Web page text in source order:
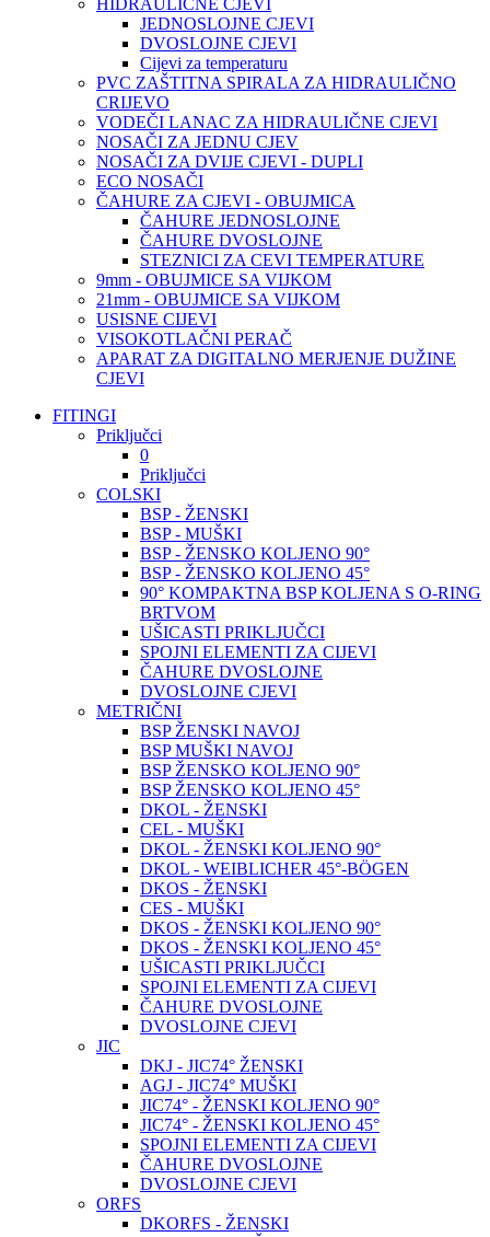
HIDRAULIČNE CJEVI
JEDNOSLOJNE CJEVI
DVOSLOJNE CJEVI
Cijevi za temperaturu
PVC ZAŠTITNA SPIRALA ZA HIDRAULIČNO
CRIJEVO
VODEČI LANAC ZA HIDRAULIČNE CJEVI
NOSAČI ZA JEDNU CJEV
NOSAČI ZA DVIJE CJEVI - DUPLI
ECO NOSAČI
ČAHURE ZA CJEVI - OBUJMICA
ČAHURE JEDNOSLOJNE
ČAHURE DVOSLOJNE
STEZNICI ZA CEVI TEMPERATURE
9mm - OBUJMICE SA VIJKOM
21mm - OBUJMICE SA VIJKOM
USISNE CIJEVI
VISOKOTLAČNI PERAČ
APARAT ZA DIGITALNO MERJENJE DUŽINE
CJEVI
FITINGI
Priključci
0
Priključci
COLSKI
BSP - ŽENSKI
BSP - MUŠKI
BSP - ŽENSKO KOLJENO 90°
BSP - ŽENSKO KOLJENO 45°
90° KOMPAKTNA BSP KOLJENA S O-RING
BRTVOM
UŠICASTI PRIKLJUČCI
SPOJNI ELEMENTI ZA CIJEVI
ČAHURE DVOSLOJNE
DVOSLOJNE CJEVI
METRIČNI
BSP ŽENSKI NAVOJ
BSP MUŠKI NAVOJ
BSP ŽENSKO KOLJENO 90°
BSP ŽENSKO KOLJENO 45°
DKOL - ŽENSKI
CEL - MUŠKI
DKOL - ŽENSKI KOLJENO 90°
DKOL - WEIBLICHER 45°-BÖGEN
DKOS - ŽENSKI
CES - MUŠKI
DKOS - ŽENSKI KOLJENO 90°
DKOS - ŽENSKI KOLJENO 45°
UŠICASTI PRIKLJUČCI
SPOJNI ELEMENTI ZA CIJEVI
ČAHURE DVOSLOJNE
DVOSLOJNE CJEVI
JIC
DKJ - JIC74° ŽENSKI
AGJ - JIC74° MUŠKI
JIC74° - ŽENSKI KOLJENO 90°
JIC74° - ŽENSKI KOLJENO 45°
SPOJNI ELEMENTI ZA CIJEVI
ČAHURE DVOSLOJNE
DVOSLOJNE CJEVI
ORFS
DKORFS - ŽENSKI